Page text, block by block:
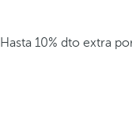
Hasta 10% dto extra